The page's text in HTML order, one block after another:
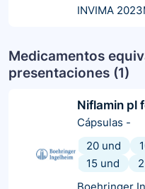
INVIMA
Medicamentos
presentaciones (1)
Niflamin pl
Cápsulas -
20 und
15 und
Boehringer